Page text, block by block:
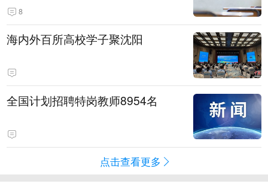
8
海内外百所高校学子聚沈阳
全国计划招聘特岗教师8954名
点击查看更多